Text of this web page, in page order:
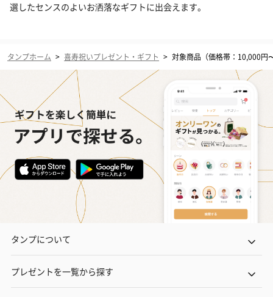
選したセンスのよいお洒落なギフトに出会えます。
タンプホーム > 喜寿祝いプレゼント・ギフト > 対象商品（価格帯：10,000円
タンプについて
プレゼントを一覧から探す